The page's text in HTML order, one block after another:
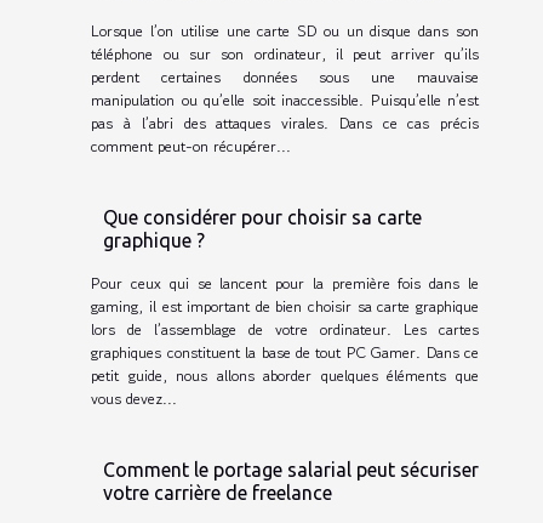
Lorsque l’on utilise une carte SD ou un disque dans son
téléphone ou sur son ordinateur, il peut arriver qu’ils
perdent certaines données sous une mauvaise
manipulation ou qu’elle soit inaccessible. Puisqu’elle n’est
pas à l’abri des attaques virales. Dans ce cas précis
comment peut-on récupérer...
Que considérer pour choisir sa carte
graphique ?
Pour ceux qui se lancent pour la première fois dans le
gaming, il est important de bien choisir sa carte graphique
lors de l’assemblage de votre ordinateur. Les cartes
graphiques constituent la base de tout PC Gamer. Dans ce
petit guide, nous allons aborder quelques éléments que
vous devez...
Comment le portage salarial peut sécuriser
votre carrière de freelance